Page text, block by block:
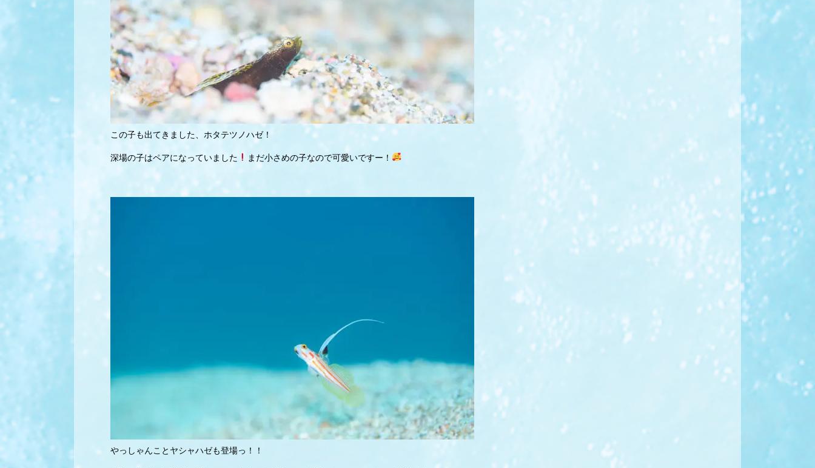
この子も出てきました、ホタテツノハゼ！
深場の子はペアになっていました まだ小さめの子なので可愛いですー！
やっしゃんことヤシャハゼも登場っ！！